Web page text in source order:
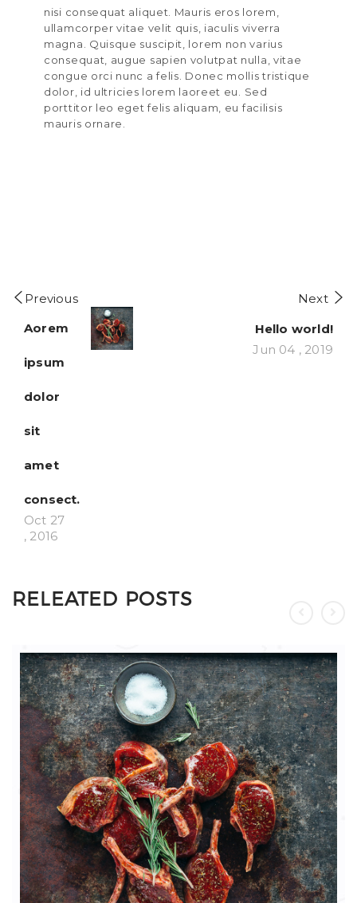
nisi consequat aliquet. Mauris eros lorem,
ullamcorper vitae velit quis, iaculis viverra
magna. Quisque suscipit, lorem non varius
consequat, augue sapien volutpat nulla, vitae
congue orci nunc a felis. Donec mollis tristique
dolor, id ultricies lorem laoreet eu. Sed
porttitor leo eget felis aliquam, eu facilisis
mauris ornare.
Previous
Aorem
ipsum
dolor
sit
amet
consect.
Oct 27
, 2016
Next
Hello world!
Jun 04 , 2019
RELEATED POSTS